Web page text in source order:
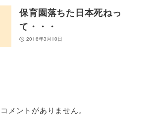
保育園落ちた日本死ねっ
て・・・
2016年3月10日
メントがありません。